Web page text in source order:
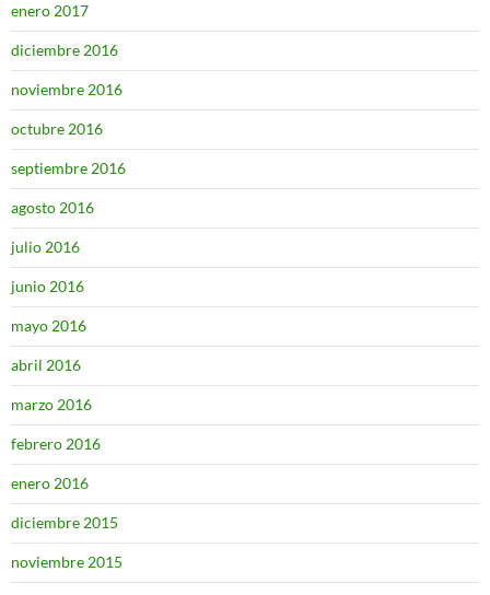
enero 2017
diciembre 2016
noviembre 2016
octubre 2016
septiembre 2016
agosto 2016
julio 2016
junio 2016
mayo 2016
abril 2016
marzo 2016
febrero 2016
enero 2016
diciembre 2015
noviembre 2015